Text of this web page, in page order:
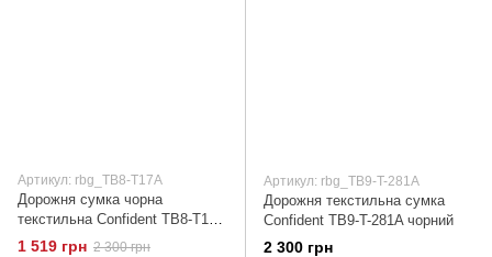
Артикул: rbg_TB8-T17A
Дорожня сумка чорна
текстильна Confident TB8-T17A
Чорний
1 519 грн 2 300 грн
Артикул: rbg_TB9-T-281A
Дорожня текстильна сумка
Confident TB9-T-281A чорний
2 300 грн